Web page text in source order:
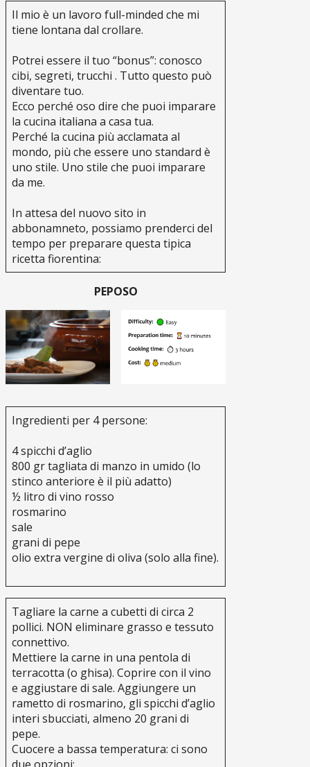
Il mio è un lavoro full-minded che mi
tiene lontana dal crollare.
Potrei essere il tuo “bonus”: conosco
cibi, segreti, trucchi . Tutto questo può
diventare tuo.
Ecco perché oso dire che puoi imparare
la cucina italiana a casa tua.
Perché la cucina più acclamata al
mondo, più che essere uno standard è
uno stile. Uno stile che puoi imparare
da me.
In attesa del nuovo sito in
abbonamneto, possiamo prenderci del
tempo per preparare questa tipica
ricetta fiorentina:
PEPOSO
Ingredienti per 4 persone:
4 spicchi d’aglio
800 gr tagliata di manzo in umido (lo
stinco anteriore è il più adatto)
½ litro di vino rosso
rosmarino
sale
grani di pepe
olio extra vergine di oliva (solo alla fine).
Tagliare la carne a cubetti di circa 2
pollici. NON eliminare grasso e tessuto
connettivo.
Mettiere la carne in una pentola di
terracotta (o ghisa). Coprire con il vino
e aggiustare di sale. Aggiungere un
rametto di rosmarino, gli spicchi d’aglio
interi sbucciati, almeno 20 grani di
pepe.
Cuocere a bassa temperatura: ci sono
due opzioni: